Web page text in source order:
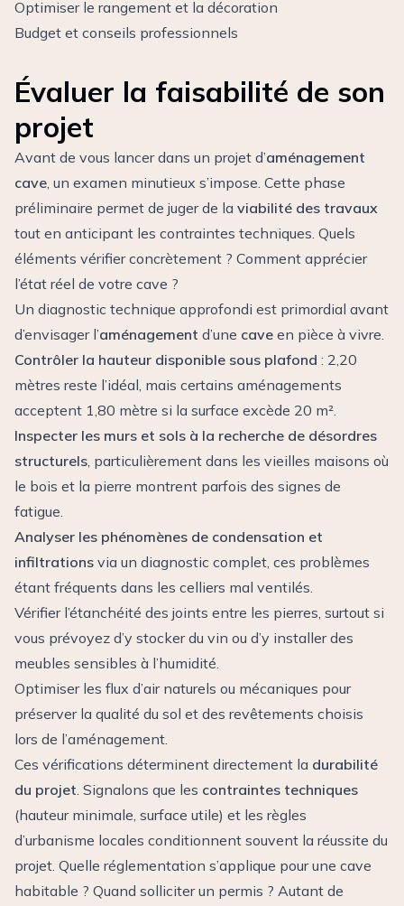
Optimiser le rangement et la décoration
Budget et conseils professionnels
Évaluer la faisabilité de son
projet
Avant de vous lancer dans un projet d’aménagement
cave, un examen minutieux s’impose. Cette phase
préliminaire permet de juger de la viabilité des travaux
tout en anticipant les contraintes techniques. Quels
éléments vérifier concrètement ? Comment apprécier
l’état réel de votre cave ?
Un diagnostic technique approfondi est primordial avant
d’envisager l’aménagement d’une cave en pièce à vivre.
Contrôler la hauteur disponible sous plafond : 2,20
mètres reste l’idéal, mais certains aménagements
acceptent 1,80 mètre si la surface excède 20 m².
Inspecter les murs et sols à la recherche de désordres
structurels, particulièrement dans les vieilles maisons où
le bois et la pierre montrent parfois des signes de
fatigue.
Analyser les phénomènes de condensation et
infiltrations via un diagnostic complet, ces problèmes
étant fréquents dans les celliers mal ventilés.
Vérifier l’étanchéité des joints entre les pierres, surtout si
vous prévoyez d’y stocker du vin ou d’y installer des
meubles sensibles à l’humidité.
Optimiser les flux d’air naturels ou mécaniques pour
préserver la qualité du sol et des revêtements choisis
lors de l’aménagement.
Ces vérifications déterminent directement la durabilité
du projet. Signalons que les contraintes techniques
(hauteur minimale, surface utile) et les règles
d’urbanisme locales conditionnent souvent la réussite du
projet. Quelle réglementation s’applique pour une cave
habitable ? Quand solliciter un permis ? Autant de